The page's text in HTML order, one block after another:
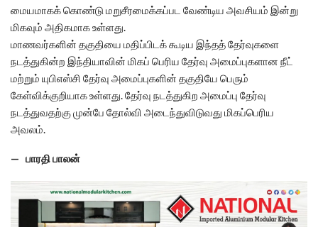
மையமாகக் கொண்டு மறுசீரமைக்கப்பட வேண்டிய அவசியம் இன்று
மிகவும் அதிகமாக உள்ளது.
மாணவர்களின் தகுதியை மதிப்பிடக் கூடிய இந்தத் தேர்வுகளை
நடத்துகின்ற இந்தியாவின் மிகப் பெரிய தேர்வு அமைப்புகளான நீட்
மற்றும் யுபிஎஸ்சி தேர்வு அமைப்புகளின் தகுதியே பெரும்
கேள்விக்குறியாக உள்ளது. தேர்வு நடத்துகிற அமைப்பு தேர்வு
நடத்துவதற்கு முன்பே தோல்வி அடைந்துவிடுவது மிகப்பெரிய
அவலம்.
— பாரதி பாலன்